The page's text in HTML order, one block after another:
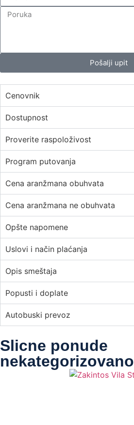
Pošalji upit
Cenovnik
Dostupnost
Proverite raspoloživost
Program putovanja
Cena aranžmana obuhvata
Cena aranžmana ne obuhvata
Opšte napomene
Uslovi i način plaćanja
Opis smeštaja
Popusti i doplate
Autobuski prevoz
Slicne ponude
nekategorizovano